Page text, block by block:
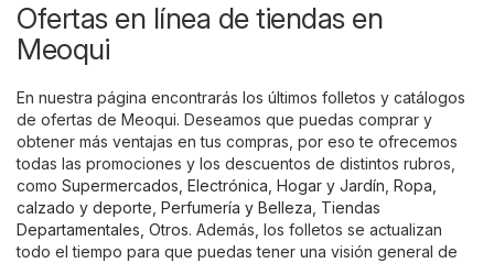
Ofertas en línea de tiendas en
Meoqui
En nuestra página encontrarás los últimos folletos y catálogos
de ofertas de Meoqui. Deseamos que puedas comprar y
obtener más ventajas en tus compras, por eso te ofrecemos
todas las promociones y los descuentos de distintos rubros,
como Supermercados Electrónica Hogar y Jardín Ropa,
calzado y deporte Perfumería y Belleza Tiendas
Departamentales Otros. Además, los folletos se actualizan
todo el tiempo para que puedas tener una visión general de